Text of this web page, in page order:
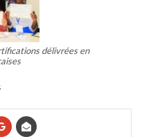
délivrées en